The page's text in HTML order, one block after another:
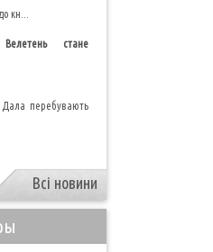
кн...
стане
Дала перебувають
Всі новини